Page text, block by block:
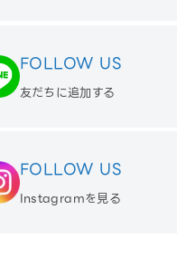
FOLLOW US
友だちに追加する
FOLLOW US
Instagramを見る